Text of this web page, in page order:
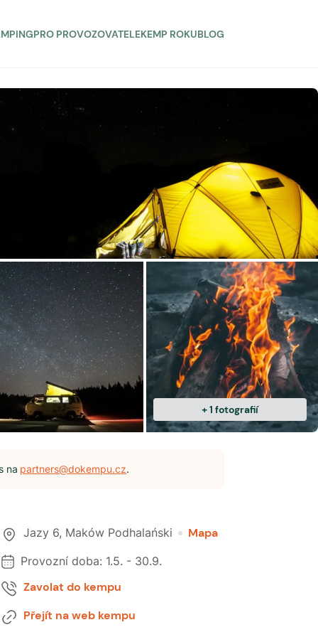
PRO PROVOZOVATELEKEMP ROKUBLOG
+1 fotografií
na partners@dokempu.cz.
Jazy 6, Maków Podhalański Mapa
Provozní doba: 1.5. - 30.9.
Zavolat do kempu
Přejít na web kempu